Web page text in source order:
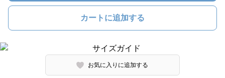
カートに追加する
お気に入りに追加する